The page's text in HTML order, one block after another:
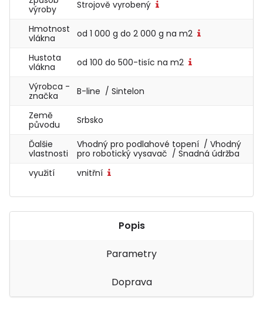
výroby
Strojově vyrobený
Hmotnost
vlákna
od 1 000 g do 2 000 g na m2
Hustota
vlákna
od 100 do 500-tisíc na m2
Výrobca -
značka
B-line / Sintelon
Země
původu
Srbsko
Ďalšie
vlastnosti
Vhodný pro podlahové topení / Vhodný
pro robotický vysavač / Snadná údržba
využití
vnitřní
Popis
Parametry
Doprava